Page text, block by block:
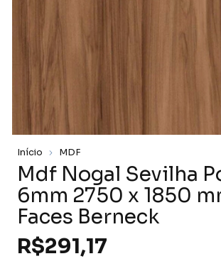
Início MDF
Mdf Nogal Sevilha
6mm 2750 x 1850
Faces Berneck
R$291,17